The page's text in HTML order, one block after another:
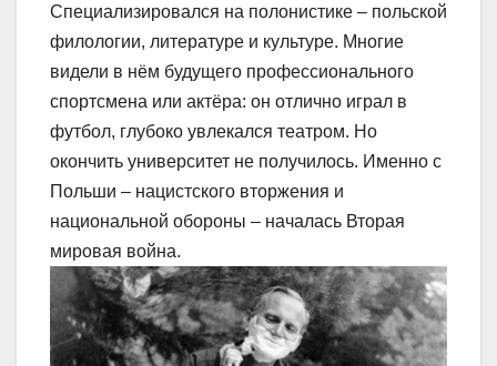
Специализировался на полонистике – польской
филологии, литературе и культуре. Многие
видели в нём будущего профессионального
спортсмена или актёра: он отлично играл в
футбол, глубоко увлекался театром. Но
окончить университет не получилось. Именно с
Польши – нацистского вторжения и
национальной обороны – началась Вторая
мировая война.